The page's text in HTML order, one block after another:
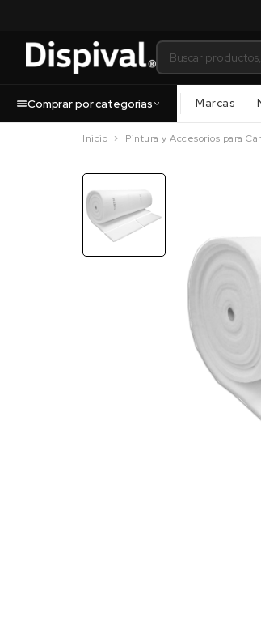
Comprar por categorías Marcas
Inicio Pintura y Accesorios para